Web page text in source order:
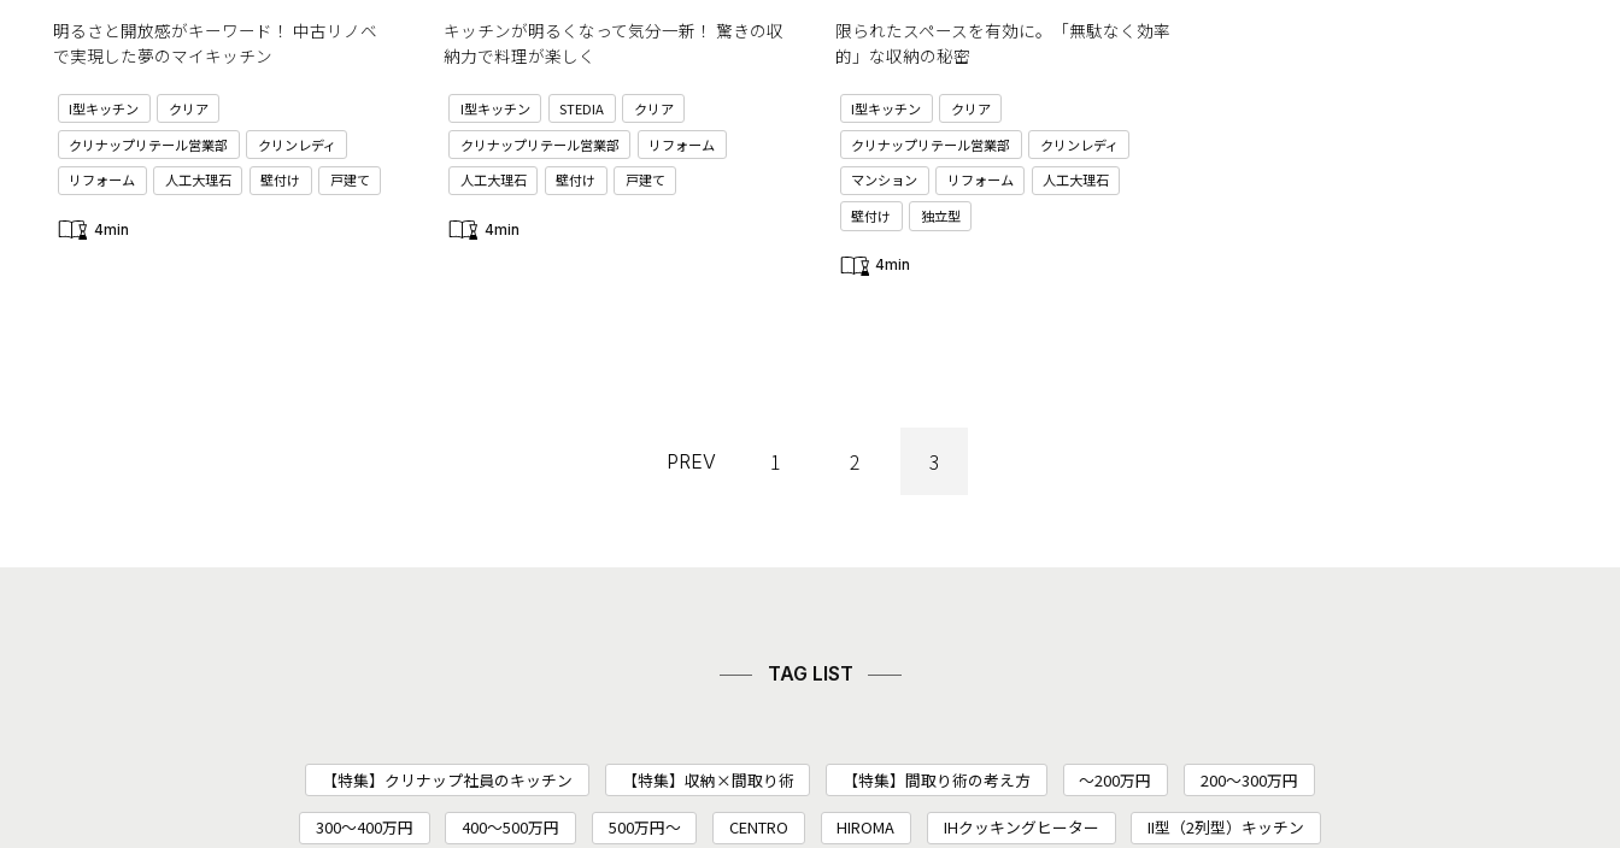
明るさと開放感がキーワード！ 中古リノベ
で実現した夢のマイキッチン
I型キッチン
クリア
クリナップリテール営業部
クリンレディ
リフォーム
人工大理石 壁付け 戸建て
4min
キッチンが明るくなって気分一新！ 驚きの収
納力で料理が楽しく
I型キッチン STEDIA
クリア
クリナップリテール営業部
リフォーム
人工大理石
壁付け 戸建て
4min
限られたスペースを有効に。「無駄なく効率
的」な収納の秘密
I型キッチン
クリア
クリナップリテール営業部
クリンレディ
マンション
リフォーム
人工大理石
壁付け
独立型
4min
PREV 1 2 3
TAG LIST
【特集】クリナップ社員のキッチン 【特集】収納×間取り術 【特集】間取り術の考え方 ～200万円 200〜300万円
300～400万円 400～500万円 500万円～ CENTRO HIROMA IHクッキングヒーター II型（2列型）キッチン